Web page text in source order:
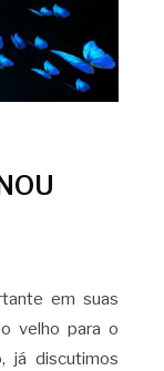
em suas
velho para o
já discutimos